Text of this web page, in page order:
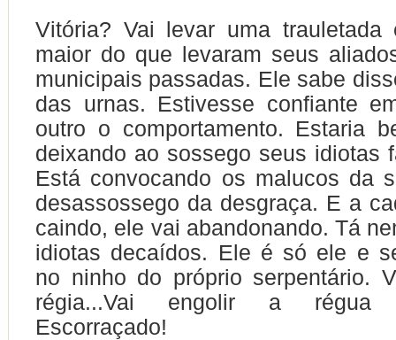
Vitória? Vai levar uma trauletada
maior do que levaram seus
municipais passadas. Ele sabe
das urnas. Estivesse confiante
outro o comportamento. Estaria
deixando ao sossego seus idiotas
Está convocando os malucos da
desassossego da desgraça. E a
caindo, ele vai abandonando. Tá
idiotas decaídos. Ele é só ele e
no ninho do próprio serpentário.
régia...Vai engolir a régua
Escorraçado!